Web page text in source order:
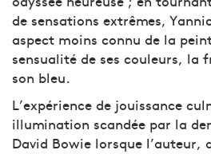
de sensations extrêmes,
aspect moins connu de la
sensualité de ses couleurs, la
son bleu.
L’expérience de jouissance
illumination scandée par la
David Bowie lorsque l’auteur,